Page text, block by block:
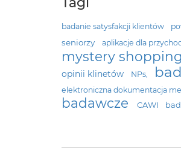
badanie satysfakcji klientów
seniorzy aplikacje dla
mystery shopping
opinii klinetów
NPs,
elektroniczna dokumentacja
badawcze
CAWI